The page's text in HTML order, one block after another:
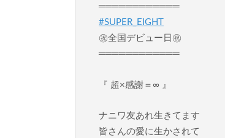
════════════
#SUPER_EIGHT
㊗️全国デビュー日㊗️
════════════
『 超×感謝＝∞ 』
ナニワ友あれ生きてます
皆さんの愛に生かされて